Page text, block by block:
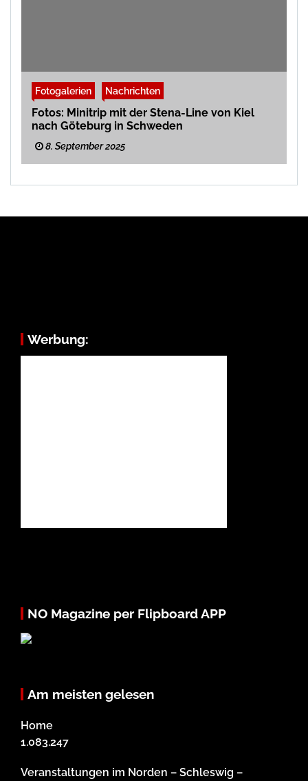
Fotogalerien Nachrichten
Fotos: Minitrip mit der Stena-Line von Kiel
nach Göteburg in Schweden
8. September 2025
Werbung:
NO Magazine per Flipboard APP
Am meisten gelesen
Home
1.083.247
Veranstaltungen im Norden – Schleswig –